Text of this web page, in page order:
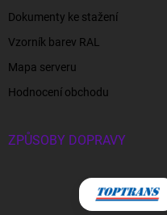
Dokumenty ke stažení
Vzorník barev RAL
Mapa serveru
Hodnocení obchodu
ZPŮSOBY DOPRAVY